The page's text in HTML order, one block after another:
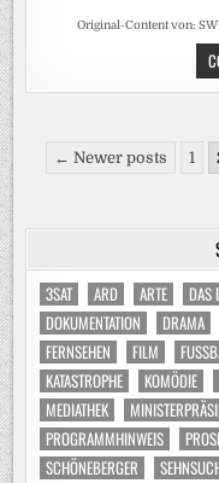
Original-Content von:
Beiträge
← Newer posts 1
3SAT ARD ARTE DAS
DOKUMENTATION
DRAMA
FERNSEHEN
FILM
KATASTROPHE
KOMÖDIE
MEDIATHEK
PROGRAMMHINWEIS
SCHÖNEBERGER